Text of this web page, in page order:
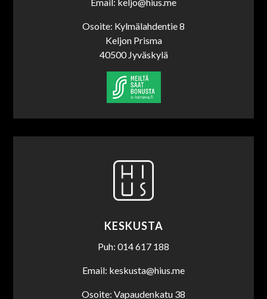
Osoite: Kylmälahdentie 8
Keljon Prisma
40500 Jyväskylä
KESKUSTA
Puh: 014 617 188
Email: keskusta@hius.me
Osoite: Vapaudenkatu 38